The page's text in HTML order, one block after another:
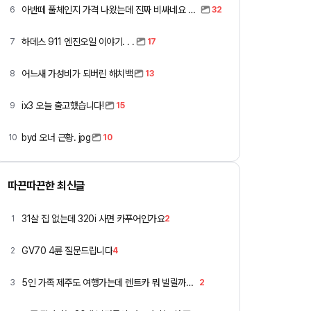
6 아반떼 풀체인지 가격 나왔는데 진짜 비싸네요 ㅎㅎ 32
7 하데스 911 엔진오일 이야기. . . 17
8 어느새 가성비가 되버린 해치백 13
9 ix3 오늘 출고했습니다! 15
10 byd 오너 근황. jpg 10
따끈따끈한 최신글
1 31살 집 없는데 320i 사면 카푸어인가요2
2 GV70 4륜 질문드립니다4
3 5인 가족 제주도 여행가는데 렌트카 뭐 빌릴까요 ㅎ 2